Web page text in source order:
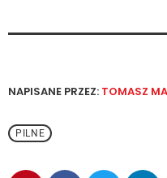
NAPISANE PRZEZ: TOMASZ
PILNE